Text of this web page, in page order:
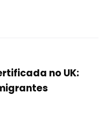
no UK: